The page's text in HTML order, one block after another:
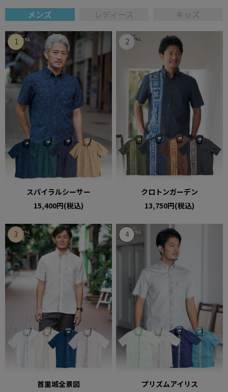
メンズ レディース キッズ
スパイラルシーサー
15,400円(税込)
クロトンガーデン
13,750円(税込)
首里城全景図
プリズムアイリス